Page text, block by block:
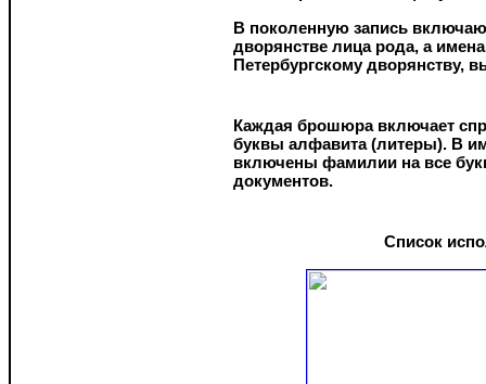
В поколенную запись
дворянстве лица рода, а
Петербургскому
Каждая брошюра включает
буквы алфавита (литеры). В
включены фамилии на все
документов.
Список